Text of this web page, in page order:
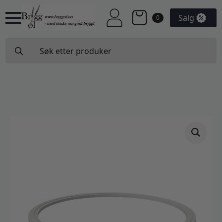
0 Salg
for: